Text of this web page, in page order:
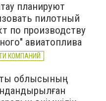
планируют
пилотный
по производству
авиатоплива
КОМПАНИЙ
облысының